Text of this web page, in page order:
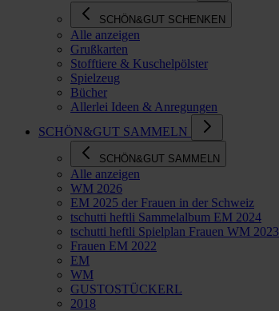
SCHÖN&GUT SCHENKEN
Alle anzeigen
Grußkarten
Stofftiere & Kuschelpölster
Spielzeug
Bücher
Allerlei Ideen & Anregungen
SCHÖN&GUT SAMMELN
SCHÖN&GUT SAMMELN
Alle anzeigen
WM 2026
EM 2025 der Frauen in der Schweiz
tschutti heftli Sammelalbum EM 2024
tschutti heftli Spielplan Frauen WM 2023
Frauen EM 2022
EM
WM
GUSTOSTÜCKERL
2018